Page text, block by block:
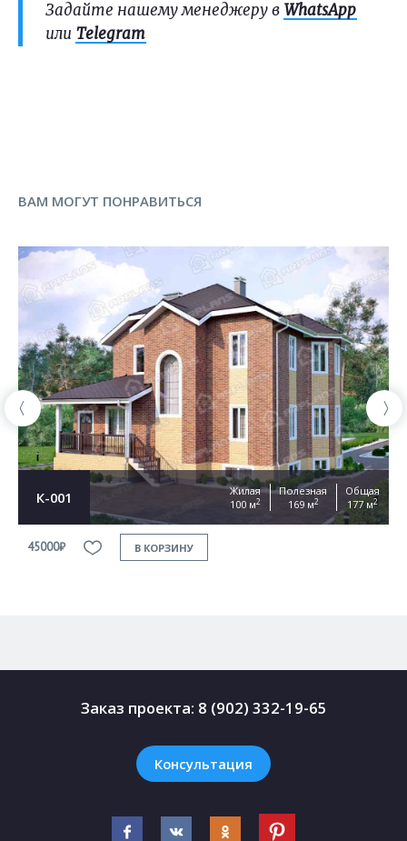
Задайте нашему менеджеру в WhatsApp
или Telegram
ВАМ МОГУТ ПОНРАВИТЬСЯ
К-001
Жилая
100 м2
Полезная
169 м2
Общая
177 м2
45000₽ В КОРЗИНУ
Заказ проекта: 8 (902) 332-19-65
Консультация